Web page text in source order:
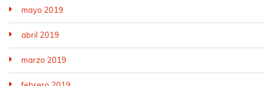
mayo 2019
abril 2019
marzo 2019